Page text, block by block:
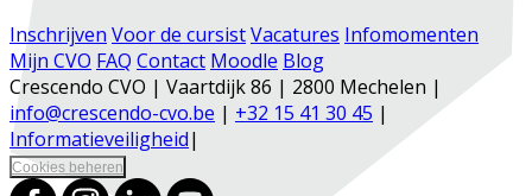
Inschrijven Voor de cursistVacatures Infomomenten
Mijn CVO FAQ Contact Moodle Blog
Crescendo CVO | Vaartdijk 86 | 2800 Mechelen |
info@crescendo-cvo.be | +32 15 41 30 45 |
Informatieveiligheid|
Cookies beheren